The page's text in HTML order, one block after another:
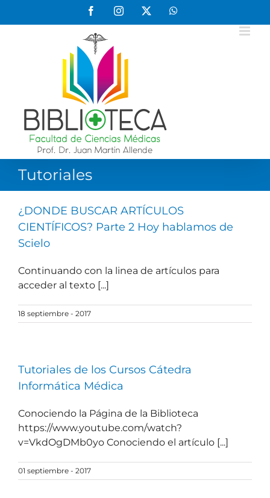
FacebookInstagram WhatsApp
Tutoriales
¿DONDE BUSCAR ARTÍCULOS
CIENTÍFICOS? Parte 2 Hoy hablamos de
Scielo
Continuando con la linea de artículos para
acceder al texto [...]
18 septiembre - 2017
Tutoriales de los Cursos Cátedra
Informática Médica
Conociendo la Página de la Biblioteca
https://www.youtube.com/watch?
v=VkdOgDMb0yo Conociendo el artículo [...]
01 septiembre - 2017